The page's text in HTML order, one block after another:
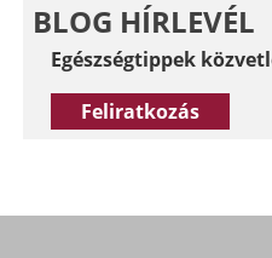
BLOG HÍRLEVÉL
Egészségtippek
Feliratkozás